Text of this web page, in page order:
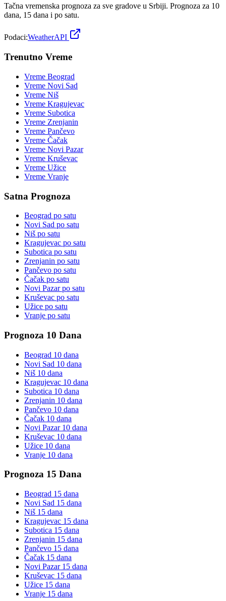
Tačna vremenska prognoza za sve gradove u Srbiji. Prognoza za 10
dana, 15 dana i po satu.
Podaci:WeatherAPI
Trenutno Vreme
Vreme Beograd
Vreme Novi Sad
Vreme Niš
Vreme Kragujevac
Vreme Subotica
Vreme Zrenjanin
Vreme Pančevo
Vreme Čačak
Vreme Novi Pazar
Vreme Kruševac
Vreme Užice
Vreme Vranje
Satna Prognoza
Beograd po satu
Novi Sad po satu
Niš po satu
Kragujevac po satu
Subotica po satu
Zrenjanin po satu
Pančevo po satu
Čačak po satu
Novi Pazarpo satu
Kruševac po satu
Užice po satu
Vranje po satu
Prognoza 10 Dana
Beograd 10 dana
Novi Sad 10 dana
Niš 10 dana
Kragujevac 10 dana
Subotica 10 dana
Zrenjanin 10 dana
Pančevo 10 dana
Čačak 10 dana
Novi Pazar10 dana
Kruševac 10 dana
Užice 10 dana
Vranje 10 dana
Prognoza 15 Dana
Beograd 15 dana
Novi Sad 15 dana
Niš 15 dana
Kragujevac 15 dana
Subotica 15 dana
Zrenjanin 15 dana
Pančevo 15 dana
Čačak 15 dana
Novi Pazar15 dana
Kruševac 15 dana
Užice 15 dana
Vranje 15 dana